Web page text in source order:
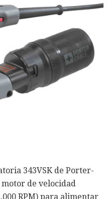
343VSK de Porter-
de velocidad
RPM) para alimentar